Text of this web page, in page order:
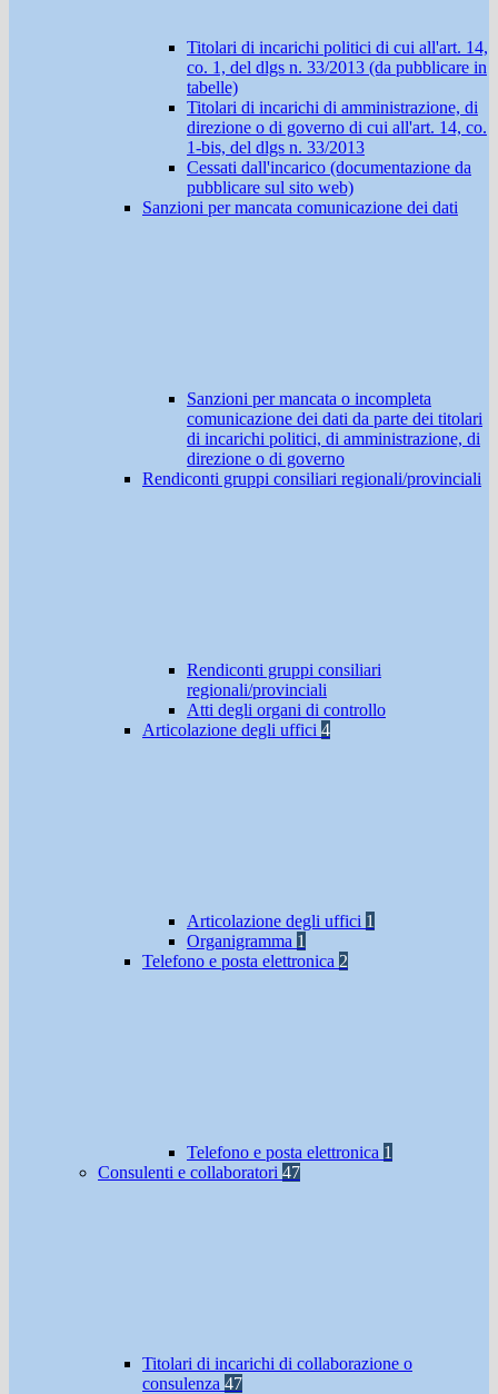
Titolari di incarichi politici di cui all'art. 14,
co. 1, del dlgs n. 33/2013 (da pubblicare in
tabelle)
Titolari di incarichi di amministrazione, di
direzione o di governo di cui all'art. 14, co.
1-bis, del dlgs n. 33/2013
Cessati dall'incarico (documentazione da
pubblicare sul sito web)
Sanzioni per mancata comunicazione dei dati
Sanzioni per mancata o incompleta
comunicazione dei dati da parte dei titolari
di incarichi politici, di amministrazione, di
direzione o di governo
Rendiconti gruppi consiliari regionali/provinciali
Rendiconti gruppi consiliari
regionali/provinciali
Atti degli organi di controllo
Articolazione degli uffici 4
Articolazione degli uffici 1
Organigramma 1
Telefono e posta elettronica 2
Telefono e posta elettronica 1
Consulenti e collaboratori 47
Titolari di incarichi di collaborazione o
consulenza 47